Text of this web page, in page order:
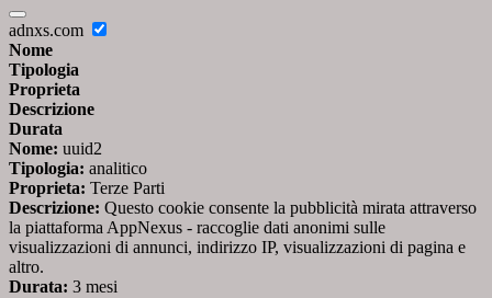
adnxs.com
Nome
Tipologia
Proprieta
Descrizione
Durata
Nome: uuid2
Tipologia: analitico
Proprieta: Terze Parti
Descrizione: Questo cookie consente la pubblicità mirata attraverso
la piattaforma AppNexus - raccoglie dati anonimi sulle
visualizzazioni di annunci, indirizzo IP, visualizzazioni di pagina e
altro.
Durata: 3 mesi